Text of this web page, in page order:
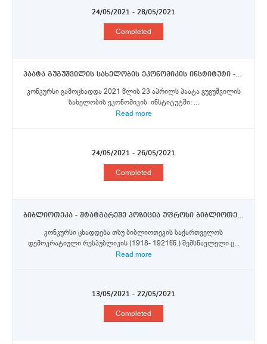
24/05/2021 - 28/05/2021
Completed
პაატა გუგუშვილის სახელობის ეკონომიკის ინსტიტუტი - მთავარი მეცნიერი თანამშრომელი
კონკურსი გამოცხადდა 2021 წლის 23 აპრილს პაატა გუგუშვილის
სახელობის ეკონომიკის ინსტიტუტში: ...
Read more
24/05/2021 - 26/05/2021
Completed
ბიბლიოთეკა - შტატგარეშე პოზიცია უფროსი ბიბლიოთეკარი (უფროსი სპეციალისტი)
კონკურსი ცხადდება თსუ ბიბლიოთეკის საქართველოს
დემოკრატიული რესპუბლიკის (1918- 1921წწ.) შემსწავლელი ც...
Read more
13/05/2021 - 22/05/2021
Completed